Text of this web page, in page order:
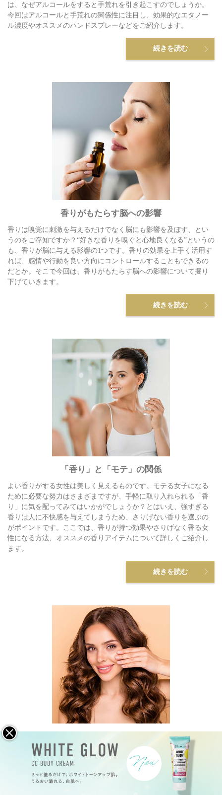
は、なぜアルコールをすると手荒れを引き起こすのでしょうか。
今回はアルコールと手荒れの関係性に注目し、効果的なエタノー
ル濃度やオススメのハンドスプレーなどをご紹介します。
続きを読む
香りがもたらす脳への影響
香りは嗅覚に刺激を与えるだけでなく脳にも影響を及ぼす、とい
うのをご存知ですか？“好きな香りを嗅ぐと心地良くなる”というの
も、香りが脳に与える影響の1つです。香りの効果を上手く活用す
れば、感情や行動を良い方向にコントロールすることもできるの
だとか。そこで今回は、香りがもたらす脳への影響について掘り
下げていきます。
続きを読む
「香り」と「モテ」の関係
よい香りがする女性は美しく見えるものです。モテる女子になる
ために必要な努力はさまざまですが、手軽に取り入れられる「香
り」に気を配ってみてはいかがでしょうか？とはいえ、強すぎる
香りは人に不快感を与えてしまうため、さりげない香りを選ぶの
がポイントです。ここでは、香りが持つ効果やさりげなく香る女
性になる方法、オススメの香りアイテムについて詳しくご紹介し
ます。
続きを読む
乾燥の季節！冬でもうるおう！マスクでヨレない肌づ
くり
乾燥しやすい季節になると、ファンデーションを塗った時にお肌
の乾燥が目立ちますよね。特に乾燥肌や混合肌の方はお悩みなの
ではないでしょうか？そこでオススメなのが、保湿力と密着力が